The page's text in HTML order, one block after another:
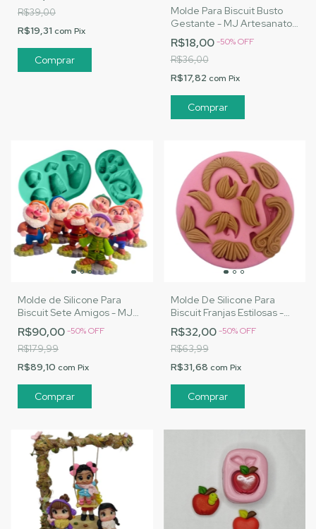
R$39,00
R$19,31 com Pix
Molde Para Biscuit Busto
Gestante - MJ Artesanatos
|Cód. 1600
R$18,00-50%OFF
R$36,00
R$17,82 com Pix
Molde de Silicone Para
Biscuit Sete Amigos - MJ
Artesanatos |Cód. 3045
R$90,00-50%OFF
R$179,99
R$89,10 com Pix
Molde De Silicone Para
Biscuit Franjas Estilosas -
MJ Artesanatos |Cód. 3121
R$32,00-50%OFF
R$63,99
R$31,68 com Pix